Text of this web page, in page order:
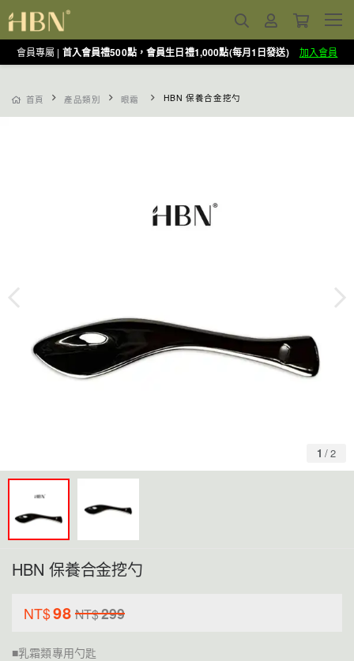
會員專屬 | 首入會員禮500點，會員生日禮1,000點(每月1日發送) 加入會員
首頁 產品類別 眼霜 HBN 保養合金挖勺
1 /2
HBN 保養合金挖勺
NT$98 NT$299
■乳霜類專用勺匙